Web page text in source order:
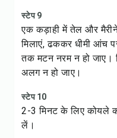
स्टेप 9
एक कड़ाही में तेल और
मिलाएं, ढककर धीमी आंच
तक मटन नरम न हो
अलग न हो जाए।
स्टेप 10
2-3 मिनट के लिए कोयले
लें।